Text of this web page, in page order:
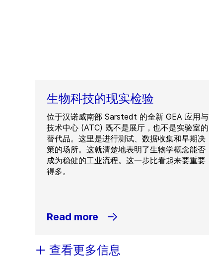
生物科技的现实检验
位于汉诺威南部 Sarstedt 的全新 GEA 应用与
技术中心 (ATC) 既不是展厅，也不是实验室的
替代品。这里是进行测试、数据收集和早期决
策的场所。这就清楚地表明了生物学概念能否
成为稳健的工业流程。这一步比看起来要重要
得多。
Read more
查看更多信息